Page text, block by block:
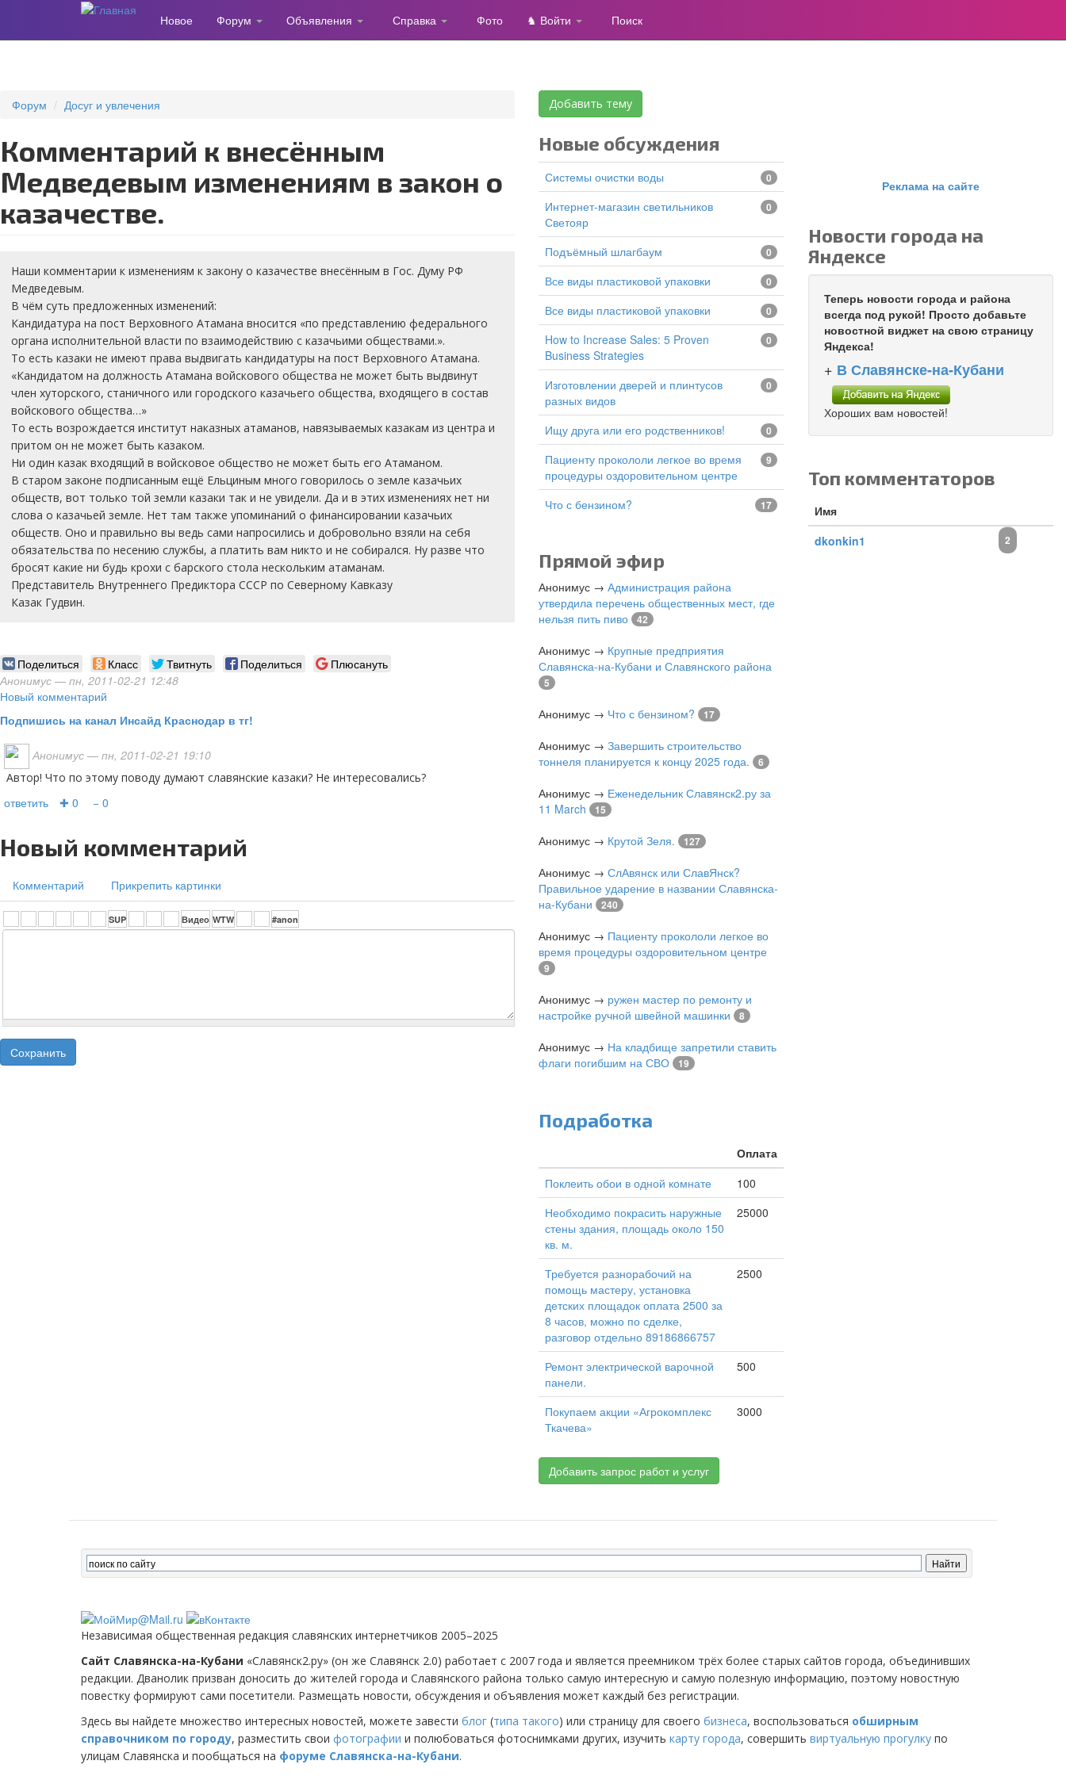
Новое Форум Объявления Справка Фото ♞ Войти Поиск
Форум Досуг и увлечения
Комментарий к внесённым
Медведевым изменениям в закон о
казачестве.
Наши комментарии к изменениям к закону о казачестве внесённым в Гос. Думу РФ
Медведевым.
В чём суть предложенных изменений:
Кандидатура на пост Верховного Атамана вносится «по представлению федерального
органа исполнительной власти по взаимодействию с казачьими обществами.».
То есть казаки не имеют права выдвигать кандидатуры на пост Верховного Атамана.
«Кандидатом на должность Атамана войскового общества не может быть выдвинут
член хуторского, станичного или городского казачьего общества, входящего в состав
войскового общества…»
То есть возрождается институт наказных атаманов, навязываемых казакам из центра и
притом он не может быть казаком.
Ни один казак входящий в войсковое общество не может быть его Атаманом.
В старом законе подписанным ещё Ельциным много говорилось о земле казачьих
обществ, вот только той земли казаки так и не увидели. Да и в этих изменениях нет ни
слова о казачьей земле. Нет там также упоминаний о финансировании казачьих
обществ. Оно и правильно вы ведь сами напросились и добровольно взяли на себя
обязательства по несению службы, а платить вам никто и не собирался. Ну разве что
бросят какие ни будь крохи с барского стола нескольким атаманам.
Представитель Внутреннего Предиктора СССР по Северному Кавказу
Казак Гудвин.
Поделиться Класс Твитнуть Поделиться
Плюсануть
Анонимус — пн, 2011-02-21 12:48
Новый комментарий
Подпишись на канал Инсайд Краснодар в тг!
Анонимус — пн, 2011-02-21 19:10
Автор! Что по этому поводу думают славянские казаки? Не интересовались?
ответить ✚ 0 − 0
Новый комментарий
Комментарий Прикрепить картинки
Сохранить
Добавить тему
Новые обсуждения
Системы очистки воды 0
Интернет-магазин светильников
Светояр
0
подъёмный шлагбаум 0
все виды пластиковой упаковки 0
все виды пластиковой упаковки 0
How to Increase Sales: 5 Proven
Business Strategies
0
изготовлении дверей и плинтусов
разных видов
0
Ищу друга или его родственников! 0
Пациенту прокололи легкое во время
процедуры оздоровительном центре
9
Что с бензином? 17
Прямой эфир
Анонимус → Администрация района
утвердила перечень общественных мест, где
нельзя пить пиво
42
Анонимус → Крупные предприятия
Славянска-на-Кубани и Славянского района
5
Анонимус → Что с бензином? 17
Анонимус → Завершить строительство
тоннеля планируется к концу 2025 года.
6
Анонимус → Еженедельник Славянск2.ру за
11 March
15
Анонимус → Крутой Зеля. 127
Анонимус → СлАвянск или СлавЯнск?
Правильное ударение в названии Славянска-
на-Кубани
240
Анонимус → Пациенту прокололи легкое во
время процедуры оздоровительном центре
9
Анонимус → ружен мастер по ремонту и
настройке ручной швейной машинки
8
Анонимус → На кладбище запретили ставить
флаги погибшим на СВО
19
Подработка
Оплата
Поклеить обои в одной комнате
100
Необходимо покрасить наружные
стены здания, площадь около 150
кв. м.
25000
Требуется разнорабочий на
помощь мастеру, установка
детских площадок оплата 2500 за
8 часов, можно по сделке,
разговор отдельно 89186866757
2500
Ремонт электрической варочной
панели.
500
Покупаем акции «Агрокомплекс
Ткачева»
3000
Добавить запрос работ и услуг
Реклама на сайте
Новости города на
Яндексе
Теперь новости города и района
всегда под рукой! Просто добавьте
новостной виджет на свою страницу
Яндекса!
+ В Славянске-на-Кубани
Хороших вам новостей!
Топ комментаторов
Имя
dkonkin1
2
Независимая общественная редакция славянских интернетчиков 2005–2025
Сайт Славянска-на-Кубани «Славянск2.ру» (он же Славянск 2.0) работает с 2007 года и является преемником трёх более старых сайтов города, объединивших
редакции. Дванолик призван доносить до жителей города и Славянского района только самую интересную и самую полезную информацию, поэтому новостную
повестку формируют сами посетители. Размещать новости, обсуждения и объявления может каждый без регистрации.
Здесь вы найдете множество интересных новостей, можете завести блог (типа такого) или страницу для своего бизнеса, воспользоваться обширным
справочником по городу, разместить свои фотографии и полюбоваться фотоснимками других, изучить карту города, совершить виртуальную прогулку по
улицам Славянска и пообщаться на форуме Славянска-на-Кубани.